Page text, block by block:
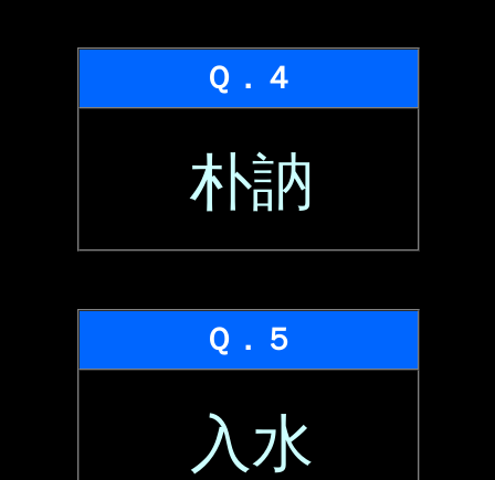
Ｑ．４
朴訥
Ｑ．５
入水